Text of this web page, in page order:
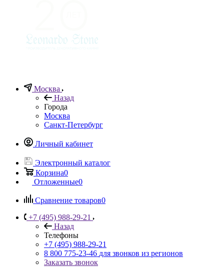
Москва
Назад
Города
Москва
Санкт-Петербург
Личный кабинет
Электронный каталог
Корзина0
Отложенные0
Сравнение товаров0
+7 (495) 988-29-21
Назад
Телефоны
+7 (495) 988-29-21
8 800 775-23-46 для звонков из регионов
Заказать звонок